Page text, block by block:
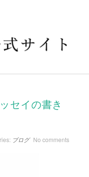
セイの書き
ブログ No comments